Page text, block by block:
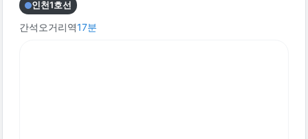
인천1호선
간석오거리역17분